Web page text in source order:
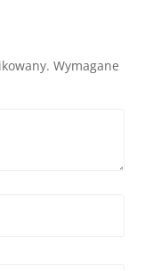
Wymagane